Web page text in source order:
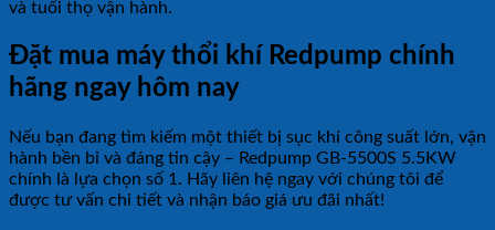
và tuổi thọ vận hành.
Đặt mua máy thổi khí Redpump chính
hãng ngay hôm nay
Nếu bạn đang tìm kiếm một thiết bị sục khí công suất lớn, vận
hành bền bỉ và đáng tin cậy – Redpump GB-5500S 5.5KW
chính là lựa chọn số 1. Hãy liên hệ ngay với chúng tôi để
được tư vấn chi tiết và nhận báo giá ưu đãi nhất!